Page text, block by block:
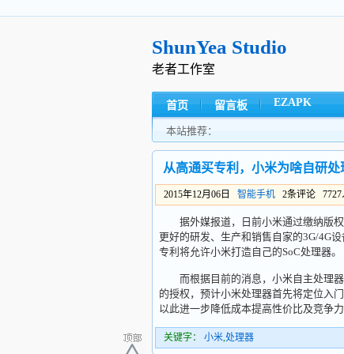
ShunYea Studio
老者工作室
首页 留言板 EZAPK
本站推荐：
从高通买专利，小米为啥自研处
2015年12月06日 智能手机 2条评论 7727
据外媒报道，日前小米通过缴纳版权
更好的研发、生产和销售自家的3G/4G
专利将允许小米打造自己的SoC处理器。
而根据目前的消息，小米自主处理器
的授权，预计小米处理器首先将定位入
以此进一步降低成本提高性价比及竞争力
关键字： 小米,处理器